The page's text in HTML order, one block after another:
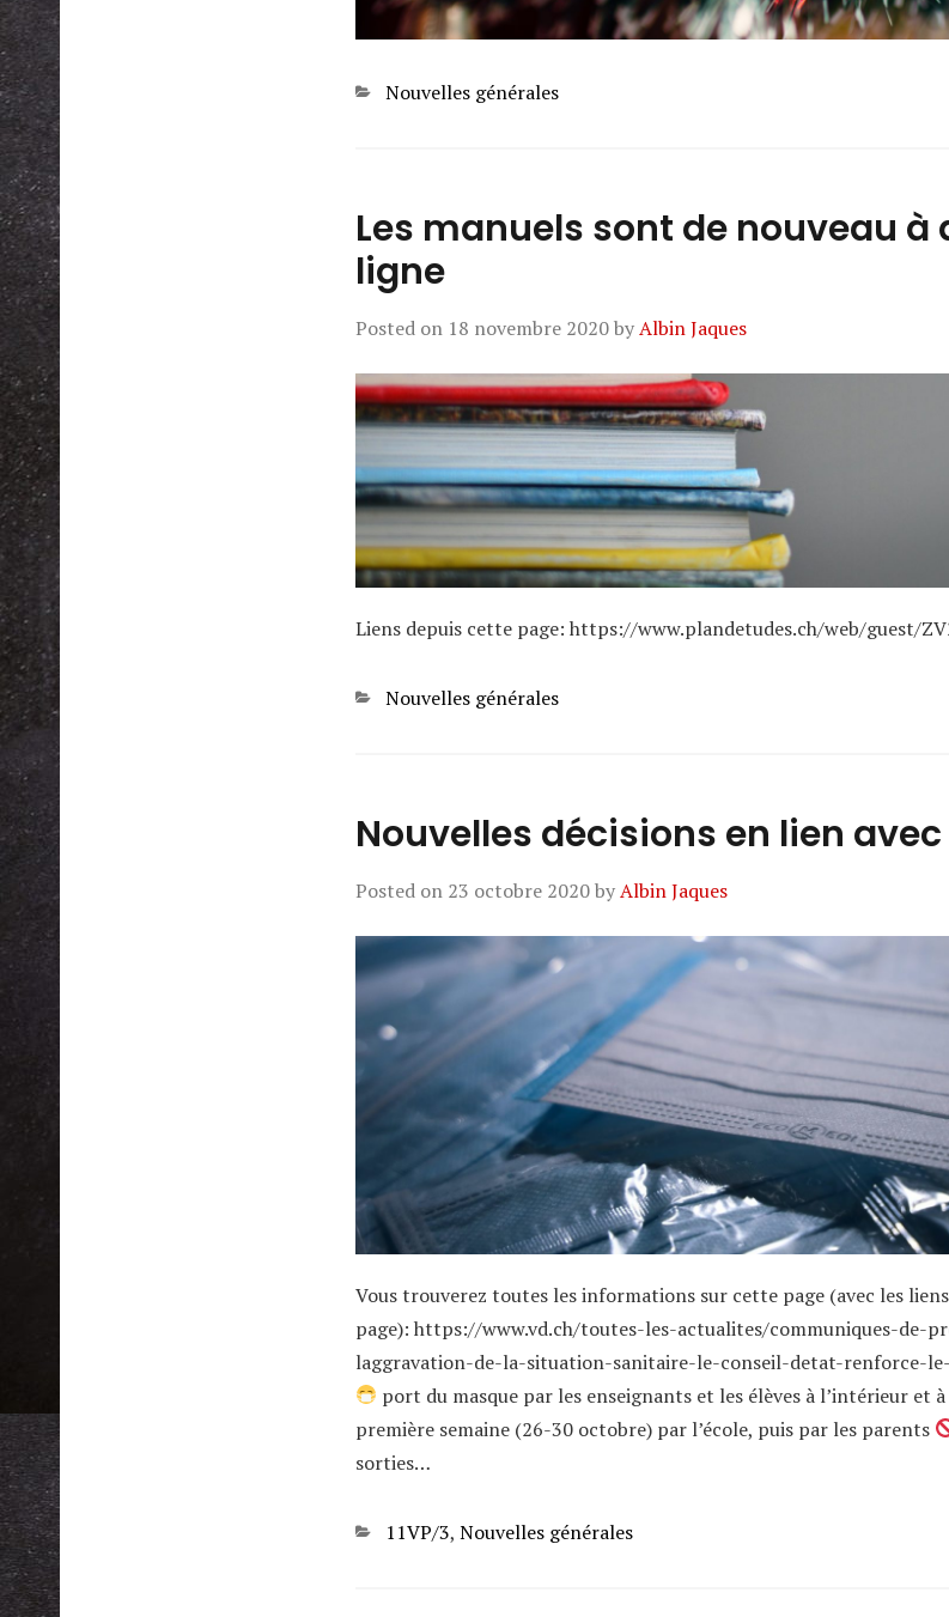
Categories
Nouvelles générales
Les manuels sont de nouveau
ligne
Posted on 18 novembre 2020byAlbin Jaques
Liens depuis cette page: https://www.plandetudes.ch/web/guest/
Categories
Nouvelles générales
Nouvelles décisions en lien
Posted on 23 octobre 2020byAlbin Jaques
Vous trouverez toutes les informations sur cette page (avec les
page): https://www.vd.ch/toutes-les-actualites/communiques-de-
laggravation-de-la-situation-sanitaire-le-conseil-detat-renforce-
port du masque par les enseignants et les élèves à l’intérieur et
première semaine (26-30 octobre) par l’école, puis par les parents
sorties…
Categories
11VP/3, Nouvelles générales